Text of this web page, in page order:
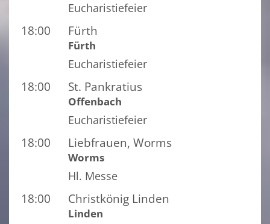
Eucharistiefeier
18:00 Fürth
Fürth
Eucharistiefeier
18:00 St. Pankratius
Offenbach
Eucharistiefeier
18:00 Liebfrauen, Worms
Worms
Hl. Messe
18:00 Christkönig Linden
Linden